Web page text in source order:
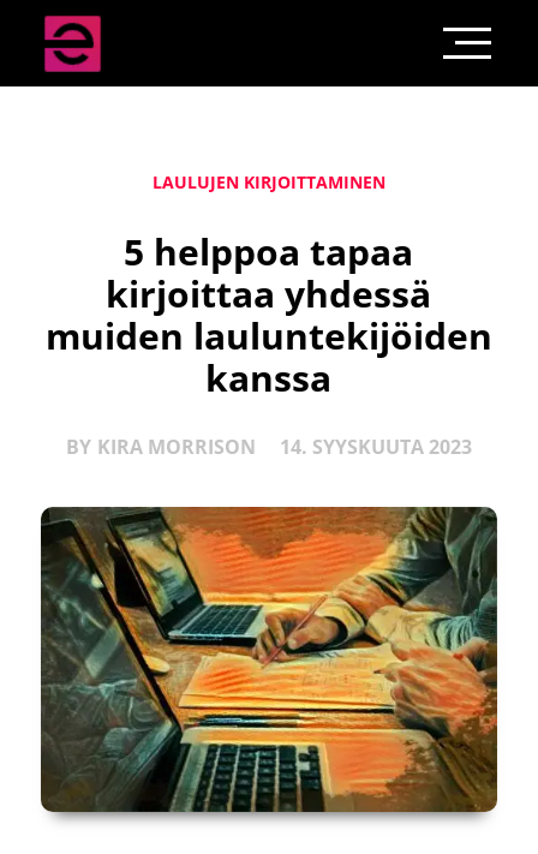
LAULUJEN KIRJOITTAMINEN
5 helppoa tapaa
kirjoittaa yhdessä
muiden lauluntekijöiden
kanssa
BY KIRA MORRISON 14. SYYSKUUTA 2023